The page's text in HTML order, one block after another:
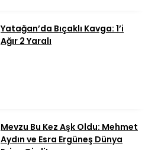
Yatağan’da Bıçaklı Kavga: 1’i
Ağır 2 Yaralı
Mevzu Bu Kez Aşk Oldu: Mehmet
Aydın ve Esra Ergüneş Dünya